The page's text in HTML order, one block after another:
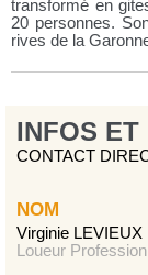
transformé en
20 personnes.
rives de la
INFOS ET
CONTACT
NOM
Virginie
Loueur